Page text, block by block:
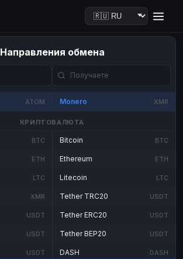
Направления обмена
ATOM Monero XMR
КРИПТОВАЛЮТА
BTC
ETH
LTC
XMR
USDT
USDT
USDT
Bitcoin BTC
Ethereum ETH
Litecoin LTC
Tether TRC20 USDT
Tether ERC20 USDT
Tether BEP20 USDT
DASH DASH